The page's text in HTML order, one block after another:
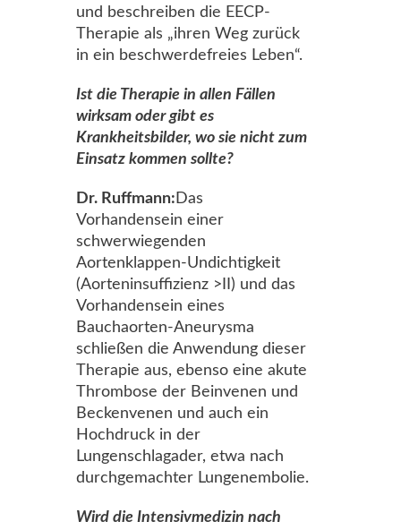
und beschreiben die EECP-
Therapie als „ihren Weg zurück
in ein beschwerdefreies Leben“.
Ist die Therapie in allen Fällen
wirksam oder gibt es
Krankheitsbilder, wo sie nicht zum
Einsatz kommen sollte?
Dr. Ruffmann: Das
Vorhandensein einer
schwerwiegenden
Aortenklappen-Undichtigkeit
(Aorteninsuffizienz >II) und das
Vorhandensein eines
Bauchaorten-Aneurysma
schließen die Anwendung dieser
Therapie aus, ebenso eine akute
Thrombose der Beinvenen und
Beckenvenen und auch ein
Hochdruck in der
Lungenschlagader, etwa nach
durchgemachter Lungenembolie.
Wird die Intensivmedizin nach